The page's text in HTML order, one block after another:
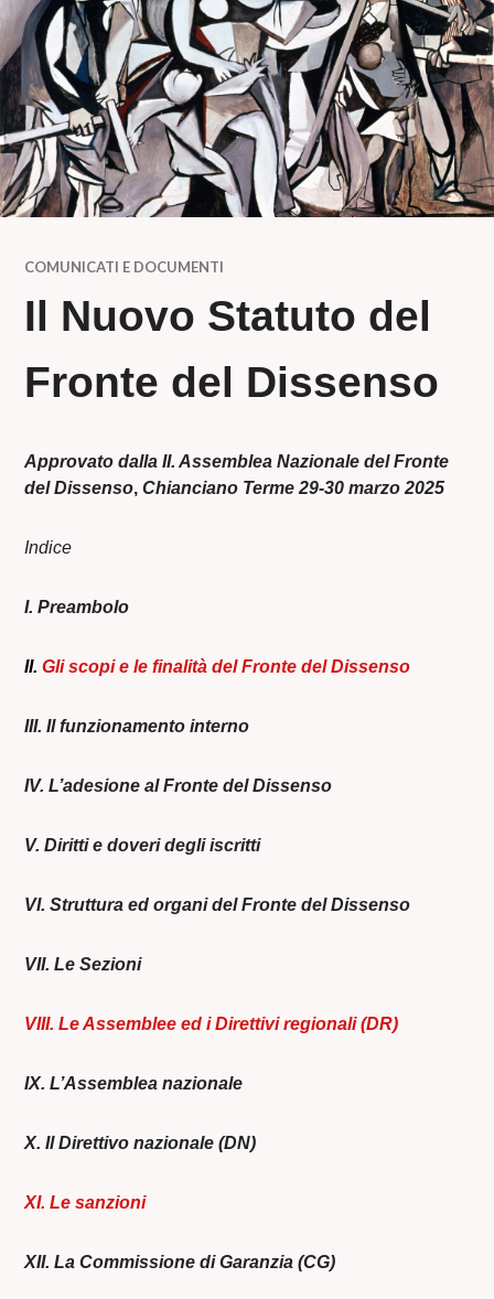
COMUNICATI E DOCUMENTI
Il Nuovo Statuto del
Fronte del Dissenso
Approvato dalla II. Assemblea Nazionale del Fronte
del Dissenso,Chianciano Terme 29-30 marzo 2025
Indice
I. Preambolo
II.Gli scopi e le finalità del Fronte del Dissenso
III. Il funzionamento interno
IV. L’adesione al Fronte del Dissenso
V. Diritti e doveri degli iscritti
VI.Struttura ed organi del Fronte del Dissenso
VII. Le Sezioni
VIII. Le Assemblee ed i Direttivi regionali (DR)
IX. L’Assemblea nazionale
X. Il Direttivo nazionale (DN)
XI. Le sanzioni
XII. La Commissione di Garanzia (CG)